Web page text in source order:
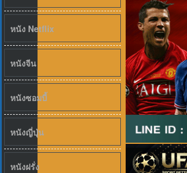
หนัง Netflix
หนังจีน
หนังซอมบี้
หนังญี่ปุ่น
หนังฝรั่ง